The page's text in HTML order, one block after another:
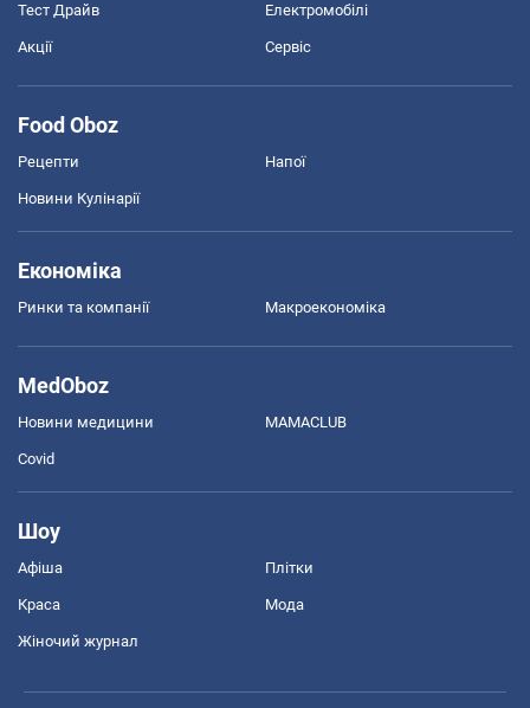
Тест Драйв Електромобілі
Акції Сервіс
Food Oboz
Рецепти Напої
Новини Кулінарії
Економіка
Ринки та компанії Макроекономіка
MedOboz
Новини медицини MAMACLUB
Covid
Шоу
Афіша Плітки
Краса Мода
Жіночий журнал